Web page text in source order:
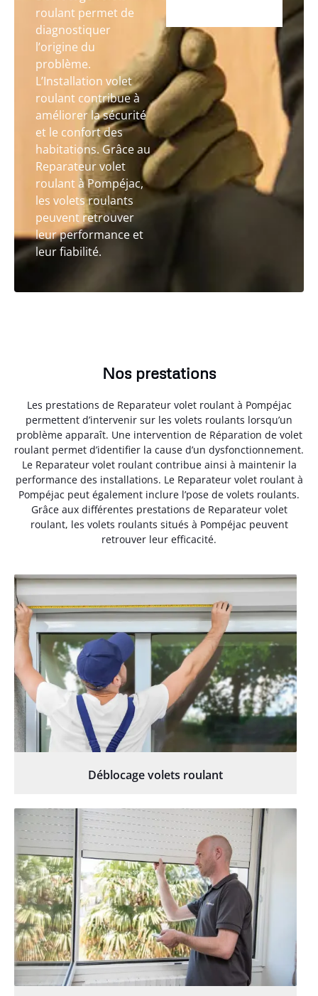
roulant permet de
diagnostiquer
l’origine du
problème.
L’Installation volet
roulant contribue à
améliorer la sécurité
et le confort des
habitations. Grâce au
Reparateur volet
roulant à Pompéjac,
les volets roulants
peuvent retrouver
leur performance et
leur fiabilité.
Nos prestations
Les prestations de Reparateur volet roulant à Pompéjac
permettent d’intervenir sur les volets roulants lorsqu’un
problème apparaît. Une intervention de Réparation de volet
roulant permet d’identifier la cause d’un dysfonctionnement.
Le Reparateur volet roulant contribue ainsi à maintenir la
performance des installations. Le Reparateur volet roulant à
Pompéjac peut également inclure l’pose de volets roulants.
Grâce aux différentes prestations de Reparateur volet
roulant, les volets roulants situés à Pompéjac peuvent
retrouver leur efficacité.
Déblocage volets roulant